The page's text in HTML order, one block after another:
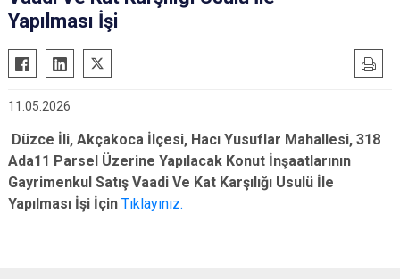
Göynük
Mengen
Mudurnu
Yeniçağa
Yapılması İşi
11.05.2026
Düzce İli, Akçakoca İlçesi, Hacı Yusuflar Mahallesi, 318
Ada11 Parsel Üzerine Yapılacak Konut İnşaatlarının
Gayrimenkul Satış Vaadi Ve Kat Karşılığı Usulü İle
Yapılması İşi İçin Tıklayınız.